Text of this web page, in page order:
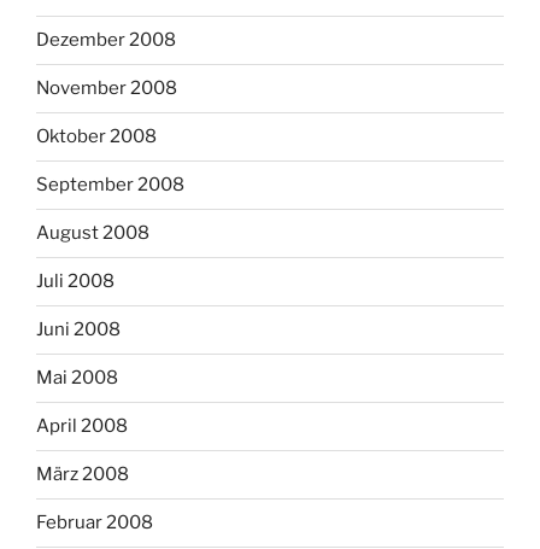
Dezember 2008
November 2008
Oktober 2008
September 2008
August 2008
Juli 2008
Juni 2008
Mai 2008
April 2008
März 2008
Februar 2008